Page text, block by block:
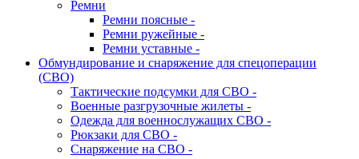
Ремни
Ремни поясные -
Ремни ружейные -
Ремни уставные -
Обмундирование и снаряжение для спецоперации
(СВО)
Тактические подсумки для СВО -
Военные разгрузочные жилеты -
Одежда для военнослужащих СВО -
Рюкзаки для СВО -
Снаряжение на СВО -